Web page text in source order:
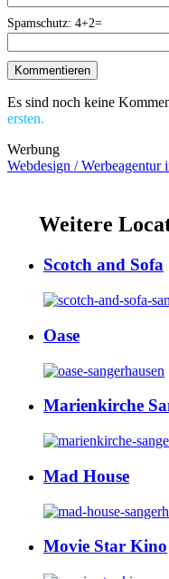
Spamschutz: 4+2=
Es sind noch keine
ersten.
Werbung
Webdesign / Werbeagentur
Weitere
Scotch and Sofa
Oase
Marienkirche
Mad House
Movie Star Kino